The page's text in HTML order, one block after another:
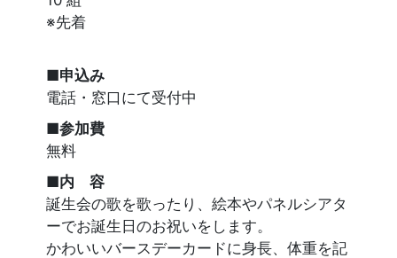
※先着
■申込み
電話・窓口にて受付中
■参加費
無料
■内 容
誕生会の歌を歌ったり、絵本やパネルシアタ
ーでお誕生日のお祝いをします。
かわいいバースデーカードに身長、体重を記